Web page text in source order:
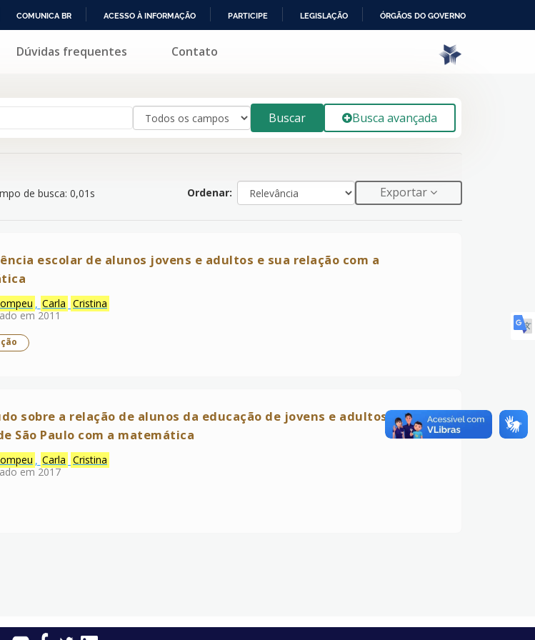
PARA
COMUNICA BR ACESSO À INFORMAÇÃO PARTICIPE LEGISLAÇÃO ÓRGÃOS DO GOVERNO
Dúvidas frequentes Contato
Buscar Busca avançada
de busca: 0,01s Ordenar: Exportar
escolar de alunos jovens e adultos e sua relação com a
, Carla Cristina
em 2011
sobre a relação de alunos da educação de jovens e adultos do
São Paulo com a matemática
, Carla Cristina
em 2017